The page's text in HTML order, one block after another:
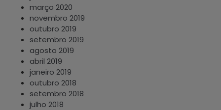
março 2020
novembro 2019
outubro 2019
setembro 2019
agosto 2019
abril 2019
janeiro 2019
outubro 2018
setembro 2018
julho 2018